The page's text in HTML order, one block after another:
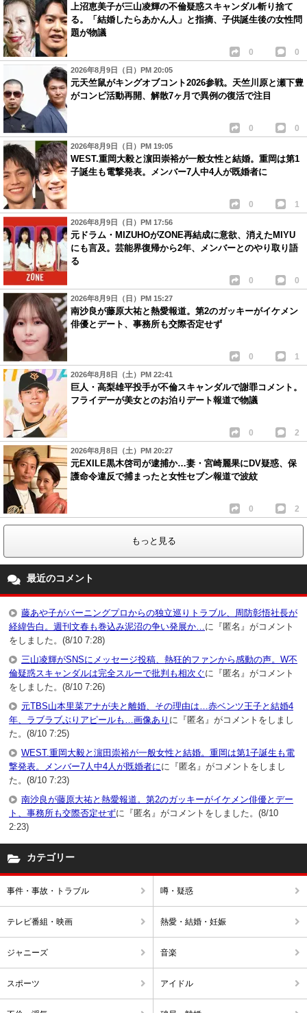
上沼恵美子が三山凌輝の不倫疑惑スキャンダル斬り捨て
る。「結婚したらあかん人」と指摘、子供誕生後の女性問
題が物議
0 0
2026年8月9日（日）PM 20:05
元天竺鼠がキングオブコント2026参戦。天竺川原と瀬下豊
がコンビ活動再開、解散7ヶ月で異例の復活で注目
0 0
2026年8月9日（日）PM 19:05
WEST.重岡大毅と濵田崇裕が一般女性と結婚。重岡は第1
子誕生も電撃発表。メンバー7人中4人が既婚者に
0 1
2026年8月9日（日）PM 17:56
元ドラム・MIZUHOがZONE再結成に意欲、消えたMIYU
にも言及。芸能界復帰から2年、メンバーとのやり取り語
る
0 0
2026年8月9日（日）PM 15:27
南沙良が藤原大祐と熱愛報道。第2のガッキーがイケメン
俳優とデート、事務所も交際否定せず
0 1
2026年8月8日（土）PM 22:41
巨人・高梨雄平投手が不倫スキャンダルで謝罪コメント。
フライデーが美女とのお泊りデート報道で物議
0 2
2026年8月8日（土）PM 20:27
元EXILE黒木啓司が逮捕か…妻・宮崎麗果にDV疑惑、保
護命令違反で捕まったと女性セブン報道で波紋
0 2
もっと見る
最近のコメント
藤あや子がバーニングプロからの独立巡りトラブル、周防彰悟社長が
経緯告白。週刊文春も巻込み泥沼の争い発展か… に『匿名』がコメント
をしました。(8/10 7:28)
三山凌輝がSNSにメッセージ投稿、熱狂的ファンから感動の声。W不
倫疑惑スキャンダルは完全スルーで批判も相次ぐに『匿名』がコメント
をしました。(8/10 7:26)
元TBS山本里菜アナが夫と離婚、その理由は…赤ベンツ王子と結婚4
年、ラブラブぶりアピールも…画像あり に『匿名』がコメントをしまし
た。(8/10 7:25)
WEST.重岡大毅と濵田崇裕が一般女性と結婚。重岡は第1子誕生も電
撃発表。メンバー7人中4人が既婚者にに『匿名』がコメントをしまし
た。(8/10 7:23)
南沙良が藤原大祐と熱愛報道。第2のガッキーがイケメン俳優とデー
ト、事務所も交際否定せずに『匿名』がコメントをしました。(8/10
2:23)
カテゴリー
事件・事故・トラブル 噂・疑惑
テレビ番組・映画 熱愛・結婚・妊娠
ジャニーズ 音楽
スポーツ アイドル